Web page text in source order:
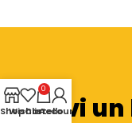
Ricevi
Shop
Wishlist
0
Carrello
Account